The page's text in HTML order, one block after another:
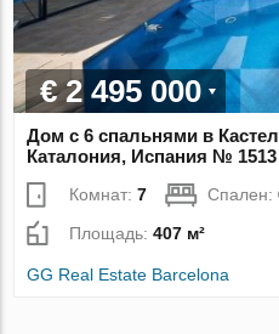
€ 2 495 000
Дом с 6 спальнями в
Каталония, Испания № 1513
Комнат:7 Спален:
Площадь:407 м²
GG Real Estate Barcelona